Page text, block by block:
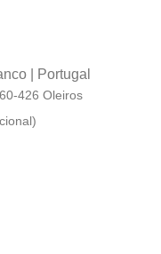
| Portugal
426 Oleiros